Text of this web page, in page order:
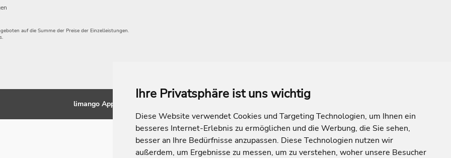
Ihre Privatsphäre ist uns wichtig
Diese Website verwendet Cookies und Targeting Technologien, um Ihnen ein
besseres Internet-Erlebnis zu ermöglichen und die Werbung, die Sie sehen,
besser an Ihre Bedürfnisse anzupassen. Diese Technologien nutzen wir
außerdem, um Ergebnisse zu messen, um zu verstehen, woher unsere Besucher
auf die Summe der Preise der Einzelleistungen.
limango Apps